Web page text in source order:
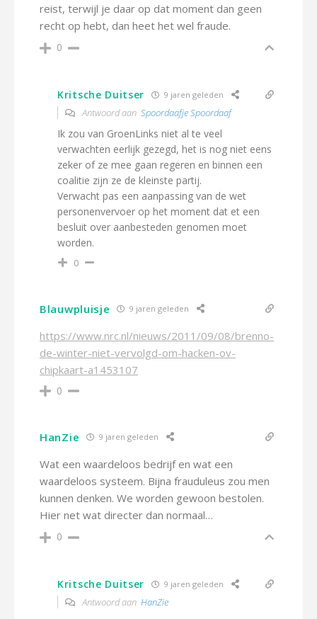
reist, terwijl je daar op dat moment dan geen
recht op hebt, dan heet het wel fraude.
0
Kritsche Duitser 9 jaren geleden
Antwoord aan Spoordaafje Spoordaaf
Ik zou van GroenLinks niet al te veel
verwachten eerlijk gezegd, het is nog niet eens
zeker of ze mee gaan regeren en binnen een
coalitie zijn ze de kleinste partij.
Verwacht pas een aanpassing van de wet
personenvervoer op het moment dat et een
besluit over aanbesteden genomen moet
worden.
0
Blauwpluisje 9 jaren geleden
https://www.nrc.nl/nieuws/2011/09/08/brenno-
de-winter-niet-vervolgd-om-hacken-ov-
chipkaart-a1453107
0
HanZie 9 jaren geleden
Wat een waardeloos bedrijf en wat een
waardeloos systeem. Bijna frauduleus zou men
kunnen denken. We worden gewoon bestolen.
Hier net wat directer dan normaal…
0
Kritsche Duitser 9 jaren geleden
Antwoord aan HanZie